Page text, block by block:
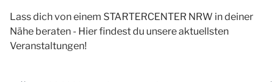
Lass dich von einem STARTERCENTER NRW in deiner
Nähe beraten - Hier findest du unsere aktuellsten
Veranstaltungen!